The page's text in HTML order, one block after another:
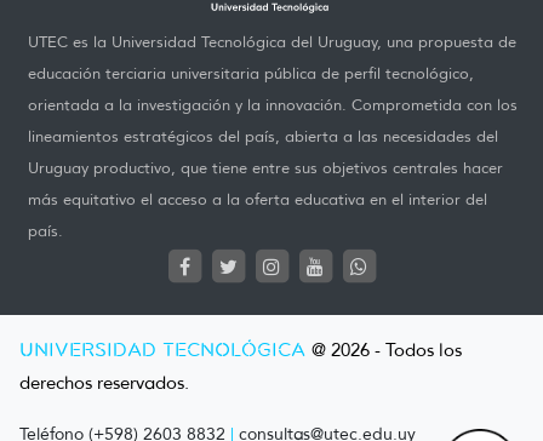
UTEC es la Universidad Tecnológica del Uruguay, una propuesta de
educación terciaria universitaria pública de perfil tecnológico,
orientada a la investigación y la innovación. Comprometida con los
lineamientos estratégicos del país, abierta a las necesidades del
Uruguay productivo, que tiene entre sus objetivos centrales hacer
más equitativo el acceso a la oferta educativa en el interior del
país.
UNIVERSIDAD TECNOLÓGICA @ 2026 - Todos los
derechos reservados.
Teléfono (+598) 2603 8832 | consultas@utec.edu.uy